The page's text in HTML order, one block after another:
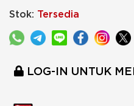
Stok: Tersedia
LOG-IN UNTUK